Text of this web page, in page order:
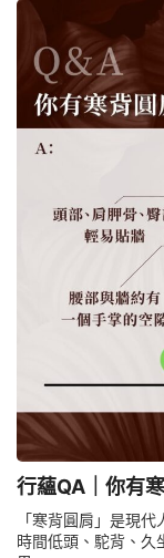
行蘊QA｜你有
「寒背圓肩」是現
時間低頭、駝背、久